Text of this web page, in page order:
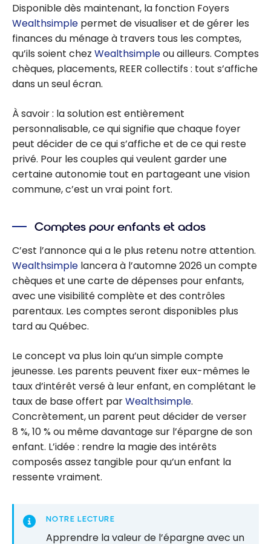
Disponible dès maintenant, la fonction Foyers
Wealthsimple permet de visualiser et de gérer les
finances du ménage à travers tous les comptes,
qu’ils soient chez Wealthsimpleou ailleurs. Comptes
chèques, placements, REER collectifs : tout s’affiche
dans un seul écran.
À savoir : la solution est entièrement
personnalisable, ce qui signifie que chaque foyer
peut décider de ce qui s’affiche et de ce qui reste
privé. Pour les couples qui veulent garder une
certaine autonomie tout en partageant une vision
commune, c’est un vrai point fort.
Comptes pour enfants et ados
C’est l’annonce qui a le plus retenu notre attention.
Wealthsimple lancera à l’automne 2026 un compte
chèques et une carte de dépenses pour enfants,
avec une visibilité complète et des contrôles
parentaux. Les comptes seront disponibles plus
tard au Québec.
Le concept va plus loin qu’un simple compte
jeunesse. Les parents peuvent fixer eux-mêmes le
taux d’intérêt versé à leur enfant, en complétant le
taux de base offert parWealthsimple.
Concrètement, un parent peut décider de verser
8 %, 10 % ou même davantage sur l’épargne de son
enfant. L’idée : rendre la magie des intérêts
composés assez tangible pour qu’un enfant la
ressente vraiment.
NOTRE LECTURE
Apprendre la valeur de l’épargne avec un